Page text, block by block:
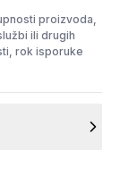
proizvoda,
ili drugih
rok isporuke